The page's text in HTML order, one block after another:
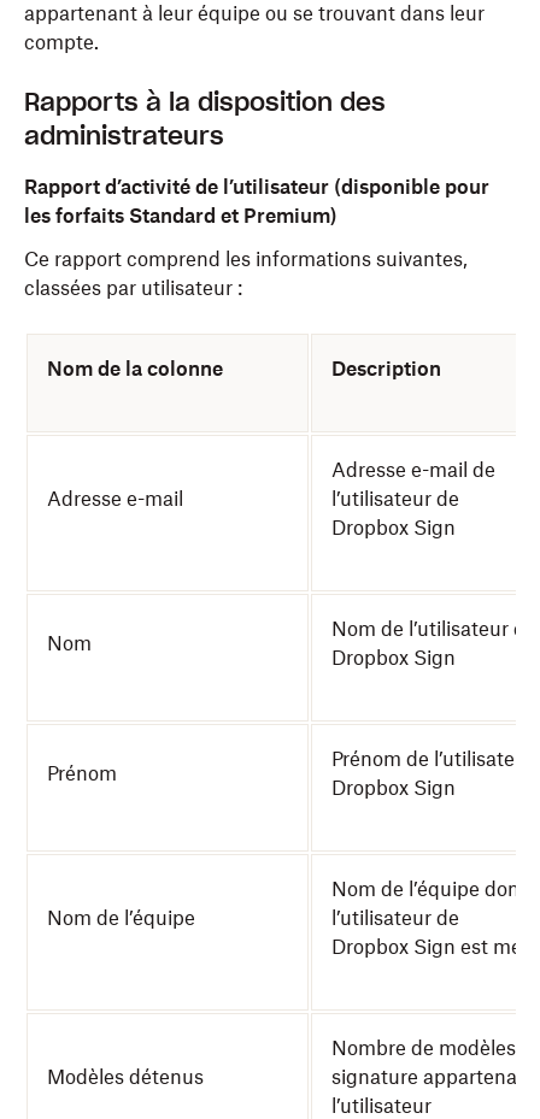
appartenant à leur équipe ou se trouvant dans leur
compte.
Rapports à la disposition des
administrateurs
Rapport d’activité de l’utilisateur (disponible pour
les forfaits Standard et Premium)
Ce rapport comprend les informations suivantes,
classées par utilisateur :
Nom de la colonne Description
Adresse e-mail
Adresse e-mail de
l’utilisateur de
Dropbox Sign
Nom
Nom de l’utilisateur de
Dropbox Sign
Prénom
Prénom de l’utilisateur
Dropbox Sign
Nom de l’équipe
Nom de l’équipe dont
l’utilisateur de
Dropbox Sign est
Modèles détenus
Nombre de modèles
signature appartenant
l’utilisateur